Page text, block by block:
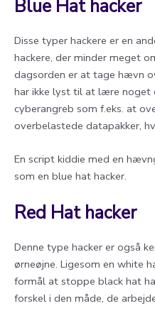
Blue Hat hacker
Disse typer hackere er en
hackere, der minder meget
dagsorden er at tage hævn
har ikke lyst til at lære noget
cyberangreb som f.eks. at
overbelastede datapakker,
En script kiddie med en
som en blue hat hacker.
Red Hat hacker
Denne type hacker er også
ørneøjne. Ligesom en white
formål at stoppe black hat
forskel i den måde, de